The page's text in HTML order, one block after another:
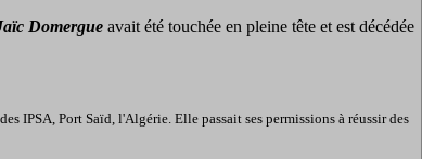
Domergue avait été touchée en pleine tête et est décédée
IPSA, Port Saïd, l'Algérie. Elle passait ses permissions à réussir des